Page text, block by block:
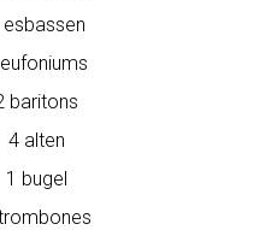
esbassen
baritons
4 alten
1 bugel